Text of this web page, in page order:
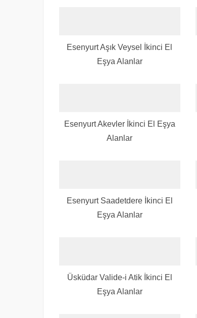
Esenyurt Aşık Veysel İkinci El
Eşya Alanlar
Esenyurt Akevler İkinci El Eşya
Alanlar
Esenyurt Saadetdere İkinci El
Eşya Alanlar
Üsküdar Valide-i Atik İkinci El
Eşya Alanlar